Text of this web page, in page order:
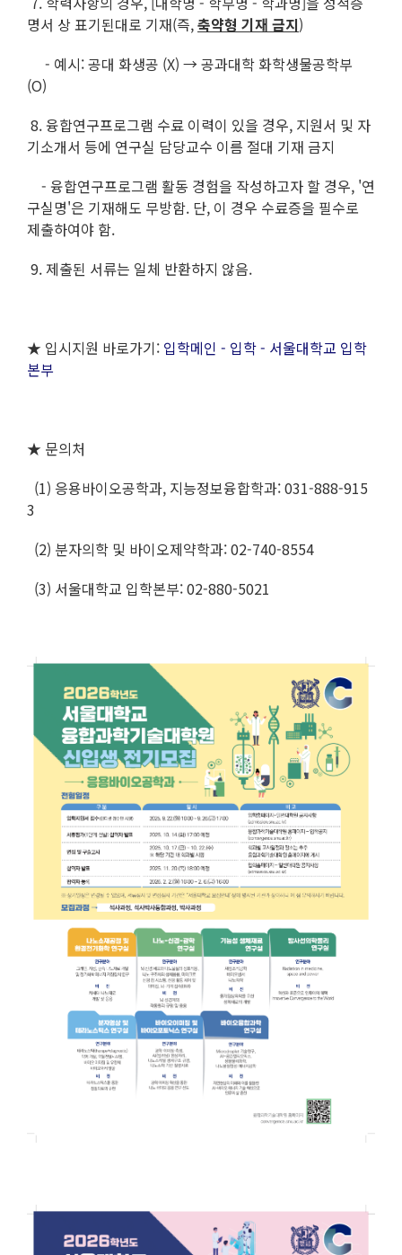
명서 상 표기된대로 기재(즉,축약형 기재 금지)
- 예시: 공대 화생공 (X) → 공과대학 화학생물공학부
(O)
8. 융합연구프로그램 수료 이력이 있을 경우, 지원서 및 자
기소개서 등에 연구실 담당교수 이름 절대 기재 금지
- 융합연구프로그램 활동 경험을 작성하고자 할 경우, '연
구실명'은 기재해도 무방함. 단, 이 경우 수료증을 필수로
제출하여야 함.
9. 제출된 서류는 일체 반환하지 않음.
★ 입시지원 바로가기: 입학메인 - 입학 - 서울대학교 입학
본부
★ 문의처
(1) 응용바이오공학과, 지능정보융합학과: 031-888-915
3
(2) 분자의학 및 바이오제약학과: 02-740-8554
(3) 서울대학교 입학본부: 02-880-5021